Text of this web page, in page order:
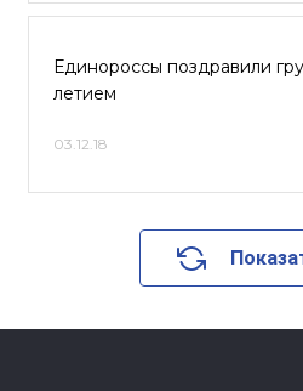
Единороссы поздравили
летием
03.12.18